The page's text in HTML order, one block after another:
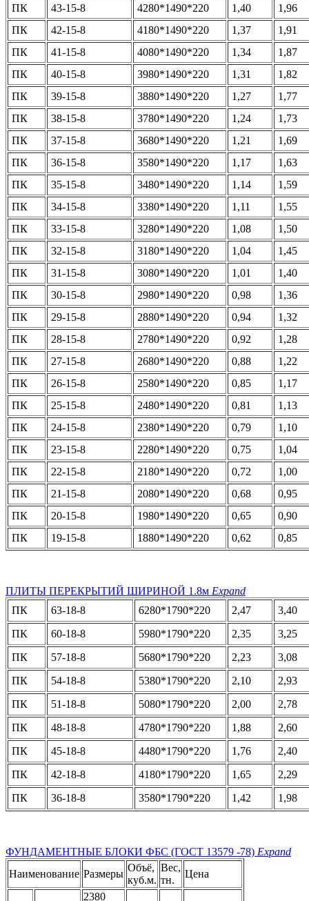
ПК
43-15-8 4280*1490*220 1,40
1,96
ПК
42-15-8 4180*1490*220 1,37
1,91
ПК
41-15-8 4080*1490*220 1,34
1,87
ПК
40-15-8 3980*1490*220 1,31
1,82
ПК
39-15-8 3880*1490*220 1,27
1,77
ПК
38-15-8 3780*1490*220 1,24
1,73
ПК
37-15-8 3680*1490*220 1,21
1,69
ПК
36-15-8 3580*1490*220 1,17
1,63
ПК
35-15-8 3480*1490*220 1,14
1,59
ПК
34-15-8 3380*1490*220 1,11
1,55
ПК
33-15-8 3280*1490*220 1,08
1,50
ПК
32-15-8 3180*1490*220 1,04
1,45
ПК
31-15-8 3080*1490*220 1,01
1,40
ПК
30-15-8 2980*1490*220 0,98
1,36
ПК
29-15-8 2880*1490*220 0,94
1,32
ПК
28-15-8 2780*1490*220 0,92
1,28
ПК
27-15-8 2680*1490*220 0,88
1,22
ПК
26-15-8 2580*1490*220 0,85
1,17
ПК
25-15-8 2480*1490*220 0,81
1,13
ПК
24-15-8 2380*1490*220 0,79
1,10
ПК
23-15-8 2280*1490*220 0,75
1,04
ПК
22-15-8 2180*1490*220 0,72
1,00
ПК
21-15-8 2080*1490*220 0,68
0,95
ПК
20-15-8 1980*1490*220 0,65
0,90
ПК
19-15-8 1880*1490*220 0,62 0,85
ПЛИТЫ ПЕРЕКРЫТИЙ ШИРИНОЙ 1.8м Expand
ПК
63-18-8 6280*1790*220 2,47
3,40
ПК
60-18-8 5980*1790*220 2,35
3,25
ПК
57-18-8 5680*1790*220 2,23
3,08
ПК
54-18-8 5380*1790*220 2,10
2,93
ПК
51-18-8 5080*1790*220 2,00
2,78
ПК
48-18-8 4780*1790*220 1,88
2,60
ПК
45-18-8 4480*1790*220 1,76
2,40
ПК
42-18-8 4180*1790*220 1,65
2,29
ПК
36-18-8 3580*1790*220 1,42 1,98
ФУНДАМЕНТНЫЕ БЛОКИ ФБС (ГОСТ 13579 -78) Expand
Наименование Размеры
Объё,
куб.м.
Вес,
тн.
Цена
2380